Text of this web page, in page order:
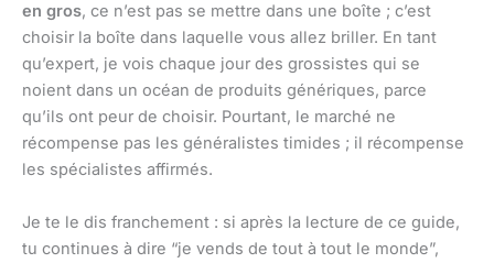
en gros, ce n’est pas se mettre dans une boîte ; c’est
choisir la boîte dans laquelle vous allez briller. En tant
qu’expert, je vois chaque jour des grossistes qui se
noient dans un océan de produits génériques, parce
qu’ils ont peur de choisir. Pourtant, le marché ne
récompense pas les généralistes timides ; il récompense
les spécialistes affirmés.
Je te le dis franchement : si après la lecture de ce guide,
tu continues à dire “je vends de tout à tout le monde”,